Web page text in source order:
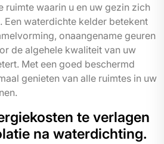
ruimte waarin u en uw gezin zich
Een waterdichte kelder betekent
onaangename geuren
de algehele kwaliteit van uw
Met een goed beschermd
genieten van alle ruimtes in uw
te verlagen
na waterdichting.